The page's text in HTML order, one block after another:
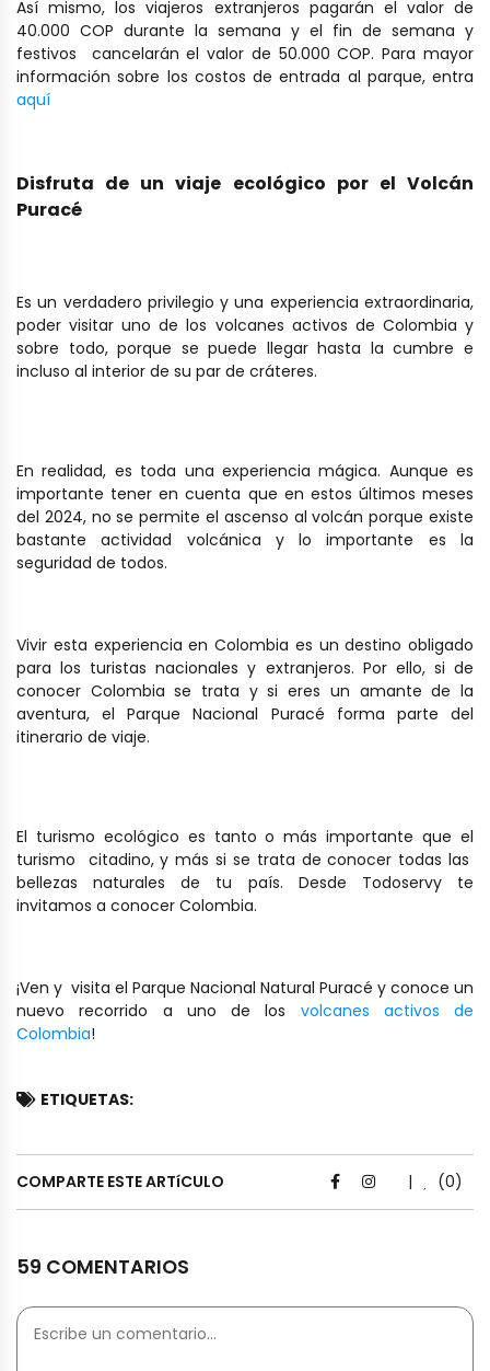
Así mismo, los viajeros extranjeros pagarán el valor de
40.000 COP durante la semana y el fin de semana y
festivos cancelarán el valor de 50.000 COP. Para mayor
información sobre los costos de entrada al parque, entra
aquí
Disfruta de un viaje ecológico por el Volcán
Puracé
Es un verdadero privilegio y una experiencia extraordinaria,
poder visitar uno de los volcanes activos de Colombia y
sobre todo, porque se puede llegar hasta la cumbre e
incluso al interior de su par de cráteres.
En realidad, es toda una experiencia mágica. Aunque es
importante tener en cuenta que en estos últimos meses
del 2024, no se permite el ascenso al volcán porque existe
bastante actividad volcánica y lo importante es la
seguridad de todos.
Vivir esta experiencia en Colombia es un destino obligado
para los turistas nacionales y extranjeros. Por ello, si de
conocer Colombia se trata y si eres un amante de la
aventura, el Parque Nacional Puracé forma parte del
itinerario de viaje.
El turismo ecológico es tanto o más importante que el
turismo citadino, y más si se trata de conocer todas las
bellezas naturales de tu país. Desde Todoservy te
invitamos a conocer Colombia.
¡Ven y visita el Parque Nacional Natural Puracé y conoce un
nuevo recorrido a uno de los volcanes activos de
Colombia!
ETIQUETAS:
COMPARTE ESTE ARTíCULO | (0)
59 COMENTARIOS